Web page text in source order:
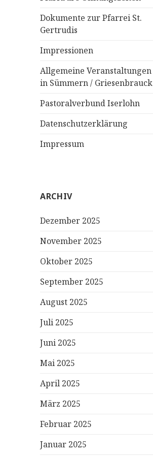
Dokumente zur Pfarrei St.
Gertrudis
Impressionen
Allgemeine Veranstaltungen
in Sümmern / Griesenbrauck
Pastoralverbund Iserlohn
Datenschutzerklärung
Impressum
ARCHIV
Dezember 2025
November 2025
Oktober 2025
September 2025
August 2025
Juli 2025
Juni 2025
Mai 2025
April 2025
März 2025
Februar 2025
Januar 2025